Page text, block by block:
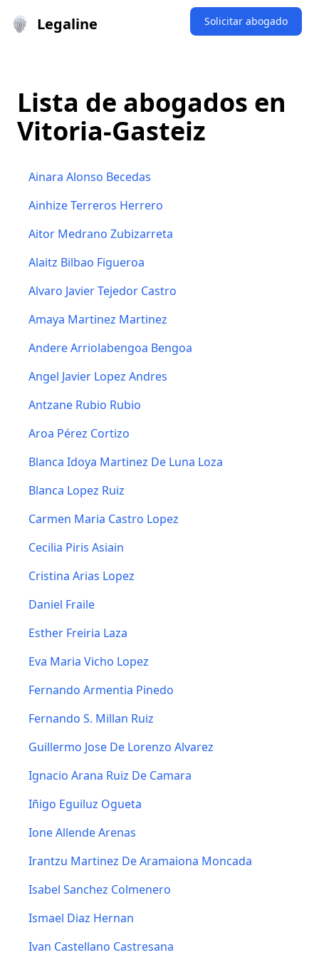
Legaline Solicitar abogado
Lista de abogados en
Vitoria-Gasteiz
Ainara Alonso Becedas
Ainhize Terreros Herrero
Aitor Medrano Zubizarreta
Alaitz Bilbao Figueroa
Alvaro Javier Tejedor Castro
Amaya Martinez Martinez
Andere Arriolabengoa Bengoa
Angel Javier Lopez Andres
Antzane Rubio Rubio
Aroa Pérez Cortizo
Blanca Idoya Martinez De Luna Loza
Blanca Lopez Ruiz
Carmen Maria Castro Lopez
Cecilia Piris Asiain
Cristina Arias Lopez
Daniel Fraile
Esther Freiria Laza
Eva Maria Vicho Lopez
Fernando Armentia Pinedo
Fernando S. Millan Ruiz
Guillermo Jose De Lorenzo Alvarez
Ignacio Arana Ruiz De Camara
Iñigo Eguiluz Ogueta
Ione Allende Arenas
Irantzu Martinez De Aramaiona Moncada
Isabel Sanchez Colmenero
Ismael Diaz Hernan
Ivan Castellano Castresana